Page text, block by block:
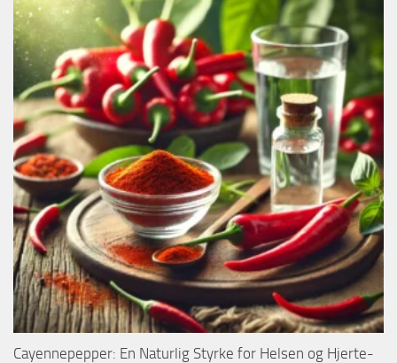
Cayennepepper: En Naturlig Styrke for Helsen og Hjerte-